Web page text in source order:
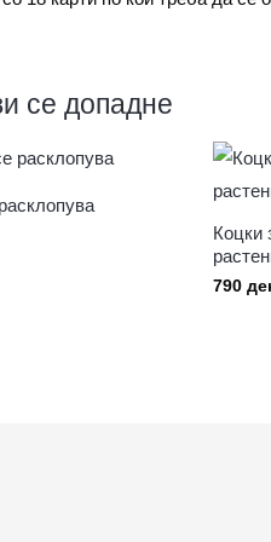
се допадне
Коцки
790